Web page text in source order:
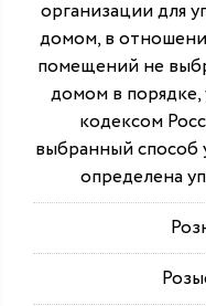
организации для
домом, в
помещений не
домом в
кодексом
выбранный способ
определена